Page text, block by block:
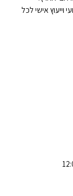
וייעוץ אישי לכל